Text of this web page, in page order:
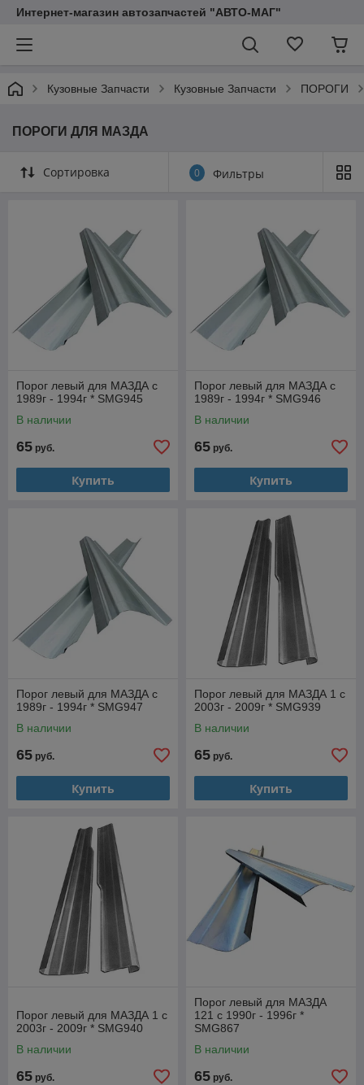
Интернет-магазин автозапчастей "АВТО-МАГ"
Кузовные Запчасти Кузовные Запчасти ПОРОГИ
ПОРОГИ ДЛЯ МАЗДА
Сортировка 0 Фильтры
Порог левый для МАЗДА с
1989г - 1994г * SMG945
В наличии
65 руб.
Купить
Порог левый для МАЗДА с
1989г - 1994г * SMG946
В наличии
65 руб.
Купить
Порог левый для МАЗДА с
1989г - 1994г * SMG947
В наличии
65 руб.
Купить
Порог левый для МАЗДА 1 с
2003г - 2009г * SMG939
В наличии
65 руб.
Купить
Порог левый для МАЗДА 1 с
2003г - 2009г * SMG940
В наличии
65 руб.
Порог левый для МАЗДА
121 с 1990г - 1996г *
SMG867
В наличии
65 руб.